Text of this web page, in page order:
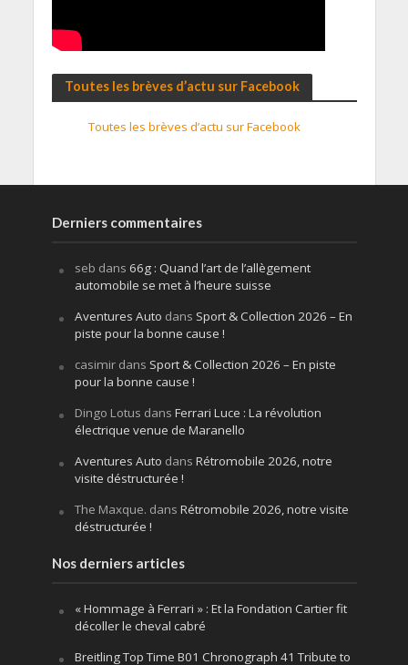
Toutes les brèves d’actu sur Facebook
Toutes les brèves d’actu sur Facebook
Derniers commentaires
seb dans 66g : Quand l’art de l’allègement
automobile se met à l’heure suisse
Aventures Auto dans Sport & Collection 2026 – En
piste pour la bonne cause !
casimirdans Sport & Collection 2026 – En piste
pour la bonne cause !
Dingo Lotus dans Ferrari Luce : La révolution
électrique venue de Maranello
Aventures Auto dans Rétromobile 2026, notre
visite déstructurée !
The Maxque. dans Rétromobile 2026, notre visite
déstructurée !
Nos derniers articles
« Hommage à Ferrari » : Et la Fondation Cartier fit
décoller le cheval cabré
Breitling Top Time B01 Chronograph 41 Tribute to